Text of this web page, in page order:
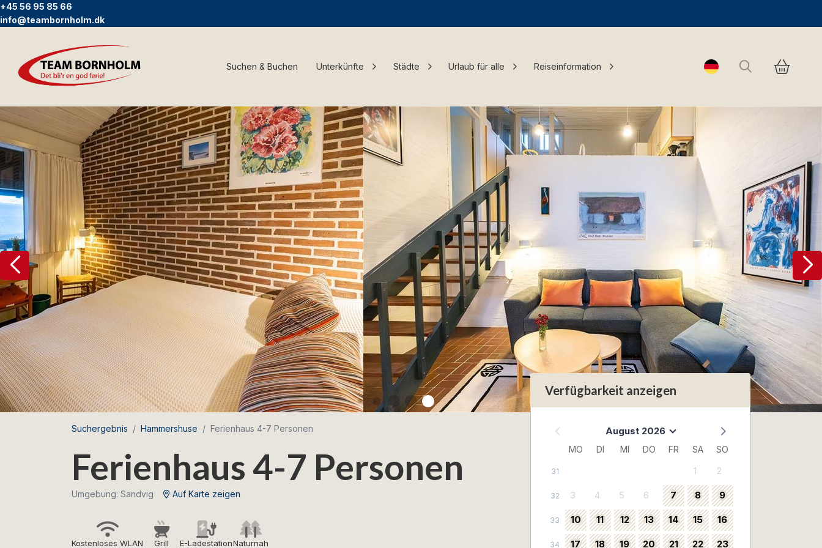
+45 56 95 85 66
info@teambornholm.dk
Suchen & Buchen Unterkünfte Städte Urlaub für alle Reiseinformation Change language
Suchen
Suchergebnis Hammershuse Ferienhaus 4-7 Personen
Ferienhaus 4-7 Personen
Umgebung: Sandvig Auf Karte zeigen
Kostenloses WLAN Grill E-LadestationNaturnah
Verfügbarkeit anzeigen
August 2026
MO DI MI DO FR SA SO
31 1 2
32 3 4 5 6 7 8 9
33 10 11 12 13 14 15 16
34 17 18 19 20 21 22 23